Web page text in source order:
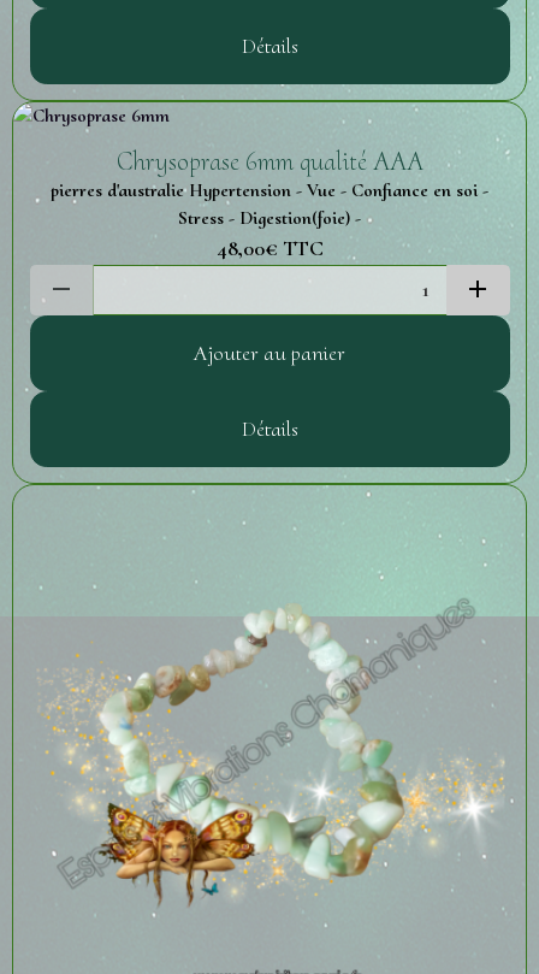
Détails
Chrysoprase 6mm qualité AAA
pierres d'australie Hypertension - Vue - Confiance en soi -
Stress - Digestion(foie) -
48,00€ TTC
Ajouter au panier
Détails